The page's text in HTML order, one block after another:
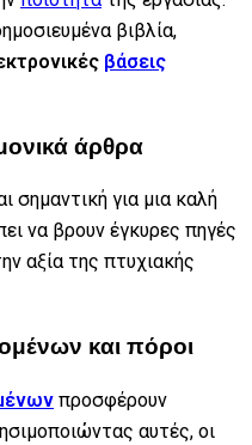
βιβλία,
βάσεις
άρθρα
σημαντική για μια καλή
να βρουν έγκυρες πηγές
αξία της πτυχιακής
και πόροι
προσφέρουν
αυτές, οι